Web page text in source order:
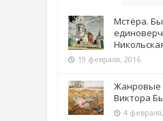
Мстёра.
19 февраля, 2016
Жанровые
Виктора
4